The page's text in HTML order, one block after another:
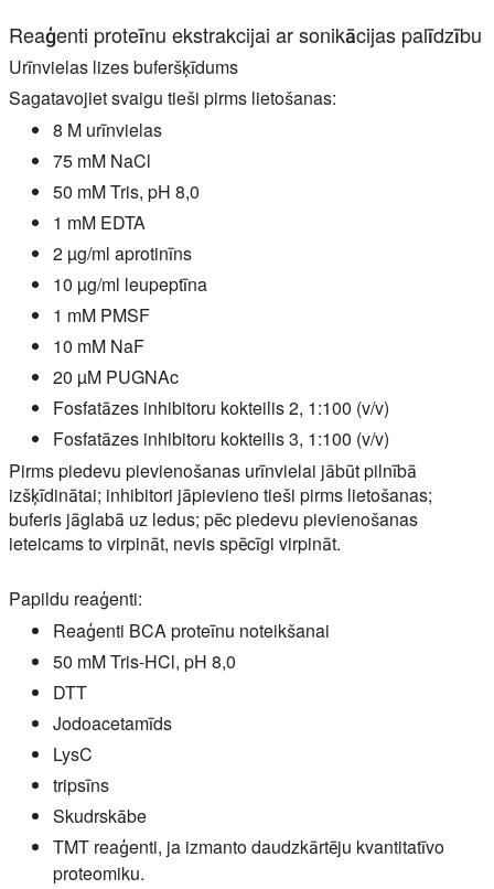
Reaģenti proteīnu ekstrakcijai ar sonikācijas palīdzību
Urīnvielas lizes buferšķīdums
Sagatavojiet svaigu tieši pirms lietošanas:
8 M urīnvielas
75 mM NaCl
50 mM Tris, pH 8,0
1 mM EDTA
2 µg/ml aprotinīns
10 µg/ml leupeptīna
1 mM PMSF
10 mM NaF
20 µM PUGNAc
Fosfatāzes inhibitoru kokteilis 2, 1:100 (v/v)
Fosfatāzes inhibitoru kokteilis 3, 1:100 (v/v)
Pirms piedevu pievienošanas urīnvielai jābūt pilnībā
izšķīdinātai; inhibitori jāpievieno tieši pirms lietošanas;
buferis jāglabā uz ledus; pēc piedevu pievienošanas
ieteicams to virpināt, nevis spēcīgi virpināt.
Papildu reaģenti:
Reaģenti BCA proteīnu noteikšanai
50 mM Tris-HCl, pH 8,0
DTT
Jodoacetamīds
LysC
tripsīns
Skudrskābe
TMT reaģenti, ja izmanto daudzkārtēju kvantitatīvo
proteomiku.